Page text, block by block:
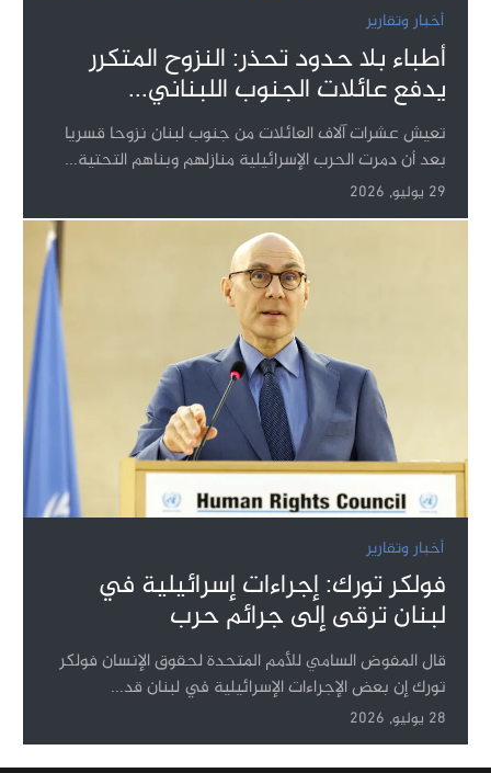
أخبار وتقارير
أطباء بلا حدود تحذر: النزوح المتكرر
يدفع عائلات الجنوب اللبناني...
تعيش عشرات آلاف العائلات من جنوب لبنان نزوحا قسريا
بعد أن دمرت الحرب الإسرائيلية منازلهم وبناهم التحتية...
29 يوليو, 2026
أخبار وتقارير
فولكر تورك: إجراءات إسرائيلية في
لبنان ترقى إلى جرائم حرب
قال المفوض السامي للأمم المتحدة لحقوق الإنسان فولكر
تورك إن بعض الإجراءات الإسرائيلية في لبنان قد...
28 يوليو, 2026